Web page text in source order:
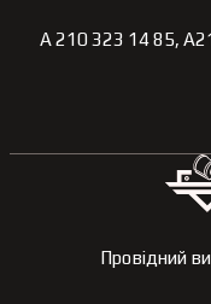
A 210 323 14 85,
Провідний